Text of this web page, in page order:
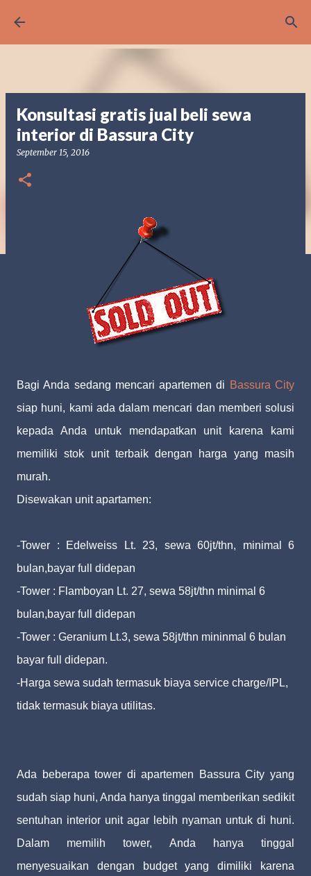
Konsultasi gratis jual beli sewa
interior di Bassura City
September 15, 2016
Bagi Anda sedang mencari apartemen di Bassura City
siap huni, kami ada dalam mencari dan memberi solusi
kepada Anda untuk mendapatkan unit karena kami
memiliki stok unit terbaik dengan harga yang masih
murah.
Disewakan unit apartamen:
-Tower : Edelweiss Lt. 23, sewa 60jt/thn, minimal 6
bulan,bayar full didepan
-Tower : Flamboyan Lt. 27, sewa 58jt/thn minimal 6
bulan,bayar full didepan
-Tower : Geranium Lt.3, sewa 58jt/thn mininmal 6 bulan
bayar full didepan.
-Harga sewa sudah termasuk biaya service charge/IPL,
tidak termasuk biaya utilitas.
Ada beberapa tower di apartemen Bassura City yang
sudah siap huni, Anda hanya tinggal memberikan sedikit
sentuhan interior unit agar lebih nyaman untuk di huni.
Dalam memilih tower, Anda hanya tinggal
menyesuaikan dengan budget yang dimiliki karena